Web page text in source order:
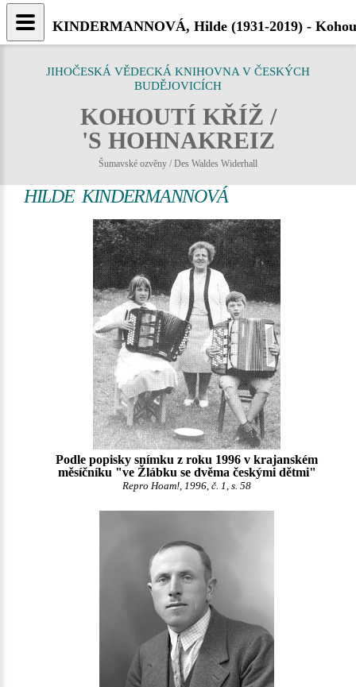
JIHOČESKÁ VĚDECKÁ KNIHOVNA V ČESKÝCH
BUDĚJOVICÍCH
KOHOUTÍ KŘÍŽ /
'S HOHNAKREIZ
Šumavské ozvěny / Des Waldes Widerhall
HILDE KINDERMANNOVÁ
Podle popisky snímku z roku 1996 v krajanském
měsíčníku "ve Žlábku se dvěma českými dětmi"
Repro Hoam!, 1996, č. 1, s. 58
KINDERMANNOVÁ, Hilde (1931-2019) -